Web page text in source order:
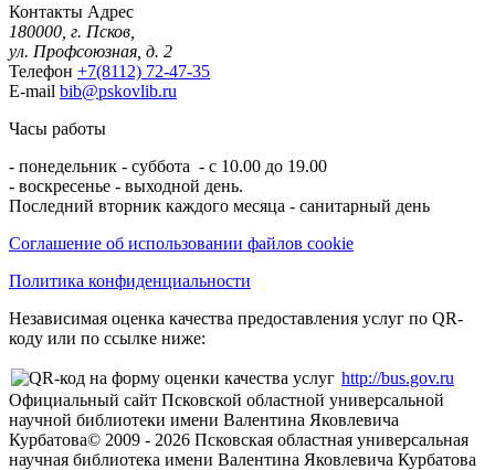
Контакты Адрес
180000, г. Псков,
ул. Профсоюзная, д. 2
Телефон +7(8112) 72-47-35
E-mail bib@pskovlib.ru
Часы работы
- понедельник - суббота - с 10.00 до 19.00
- воскресенье - выходной день.
Последний вторник каждого месяца - санитарный день
Соглашение об использовании файлов cookie
Политика конфиденциальности
Независимая оценка качества предоставления услуг по QR-
коду или по ссылке ниже:
http://bus.gov.ru
Официальный сайт Псковской областной универсальной
научной библиотеки имени Валентина Яковлевича
Курбатова© 2009 - 2026 Псковская областная универсальная
научная библиотека имени Валентина Яковлевича Курбатова